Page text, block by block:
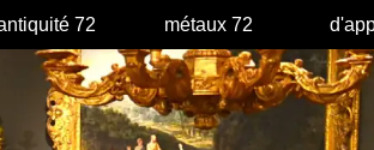
72
métaux 72